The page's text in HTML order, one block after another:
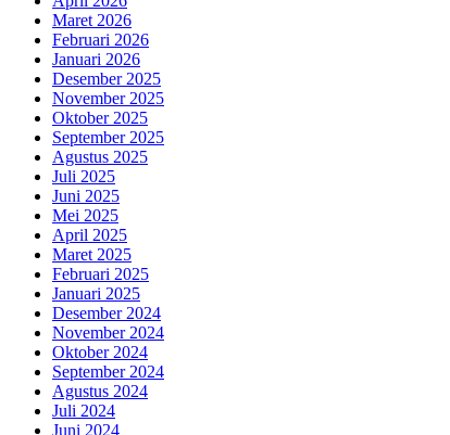
Maret 2026
Februari 2026
Januari 2026
Desember 2025
November 2025
Oktober 2025
September 2025
Agustus 2025
Juli 2025
Juni 2025
Mei 2025
April 2025
Maret 2025
Februari 2025
Januari 2025
Desember 2024
November 2024
Oktober 2024
September 2024
Agustus 2024
Juli 2024
Juni 2024